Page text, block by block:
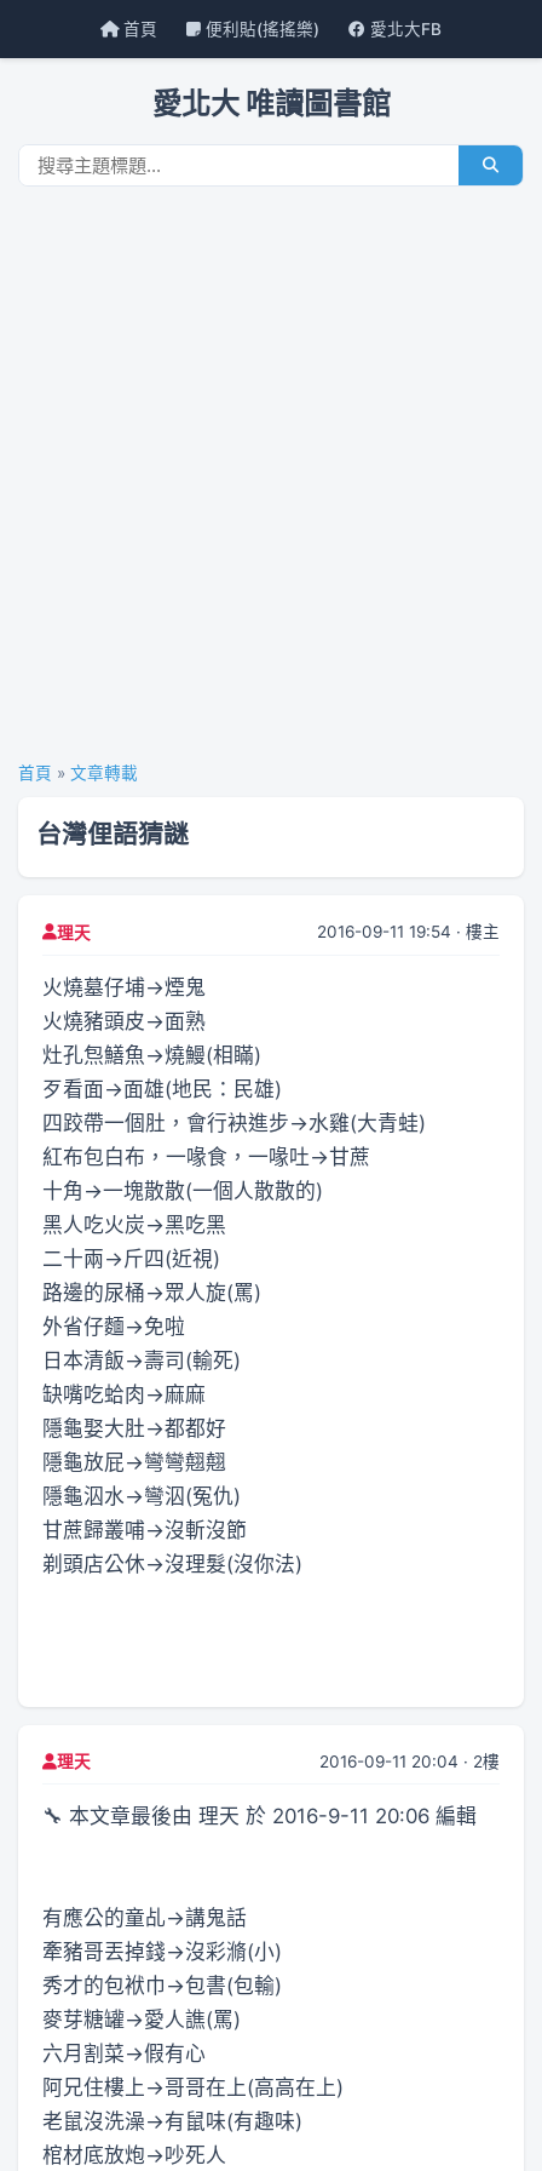
首頁 便利貼(搖搖樂) 愛北大FB
愛北大 唯讀圖書館
首頁 » 文章轉載
台灣俚語猜謎
理天 2016-09-11 19:54 · 樓主
火燒墓仔埔→煙鬼
火燒豬頭皮→面熟
灶孔炰鱔魚→燒鰻(相瞞)
歹看面→面雄(地民：民雄)
四跤帶一個肚，會行袂進步→水雞(大青蛙)
紅布包白布，一喙食，一喙吐→甘蔗
十角→一塊散散(一個人散散的)
黑人吃火炭→黑吃黑
二十兩→斤四(近視)
路邊的尿桶→眾人旋(罵)
外省仔麵→免啦
日本清飯→壽司(輸死)
缺嘴吃蛤肉→麻麻
隱龜娶大肚→都都好
隱龜放屁→彎彎翹翹
隱龜泅水→彎泅(冤仇)
甘蔗歸叢哺→沒斬沒節
剃頭店公休→沒理髮(沒你法)
理天 2016-09-11 20:04 · 2樓
🔧 本文章最後由 理天 於 2016-9-11 20:06 編輯
有應公的童乩→講鬼話
牽豬哥丟掉錢→沒彩滫(小)
秀才的包袱巾→包書(包輸)
麥芽糖罐→愛人譙(罵)
六月割菜→假有心
阿兄住樓上→哥哥在上(高高在上)
老鼠沒洗澡→有鼠味(有趣味)
棺材底放炮→吵死人